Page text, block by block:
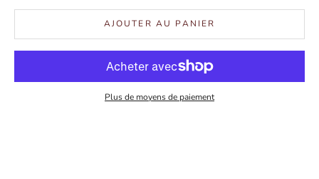
AJOUTER AU PANIER
Plus de moyens de paiement